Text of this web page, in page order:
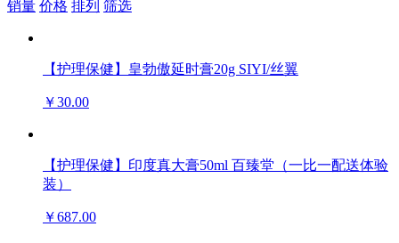
销量 价格 排列 筛选
【护理保健】皇勃傲延时膏20g SIYI/丝翼
￥30.00
【护理保健】印度真大膏50ml 百臻堂（一比一配送体验
装）
￥687.00